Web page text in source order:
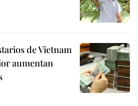
de Vietnam
aumentan